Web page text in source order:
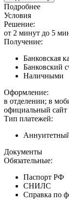
Подробнее
Условия
Решение:
от 2 минут до 5
Получение:
Банковская
Банковский
Наличными
Оформление:
в отделении; в
официальный сайт
Тип платежей:
Документы
Обязательные:
Паспорт РФ
СНИЛС
Справка по